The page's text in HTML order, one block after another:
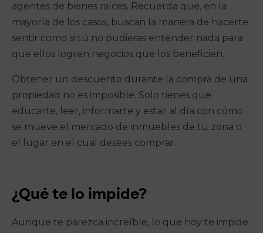
agentes de bienes raíces. Recuerda que, en la
mayoría de los casos, buscan la manera de hacerte
sentir como si tú no pudieras entender nada para
que ellos logren negocios que los beneficien.
Obtener un descuento durante la compra de una
propiedad no es imposible. Solo tienes que
educarte, leer, informarte y estar al día con cómo
se mueve el mercado de inmuebles de tu zona o
el lugar en el cual desees comprar.
¿Qué te lo impide?
Aunque te parezca increíble, lo que hoy te impide